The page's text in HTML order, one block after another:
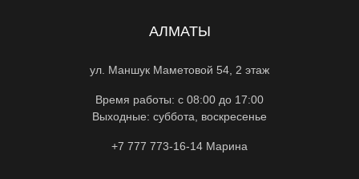
АЛМАТЫ
ул. Маншук Маметовой 54, 2 этаж
Время работы: с 08:00 до 17:00
Выходные: суббота, воскресенье
+7 777 773-16-14 Марина